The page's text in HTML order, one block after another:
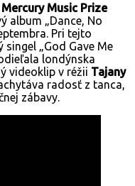
Mercury Music Prize
album „Dance, No
Pri tejto
„God Gave Me
londýnska
videoklip v réžii Tajany
radosť z tanca,
zábavy.